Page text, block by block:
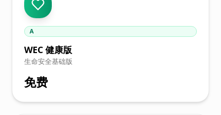
A
WEC 健康版
生命安全基础版
免费